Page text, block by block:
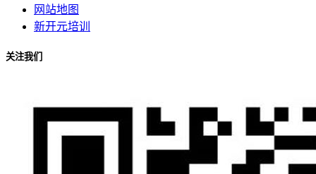
网站地图
新开元培训
关注我们